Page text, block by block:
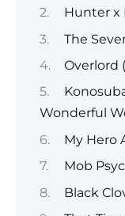
Hunter x
The
Overlord
Wonderful
My Hero
Mob
Black